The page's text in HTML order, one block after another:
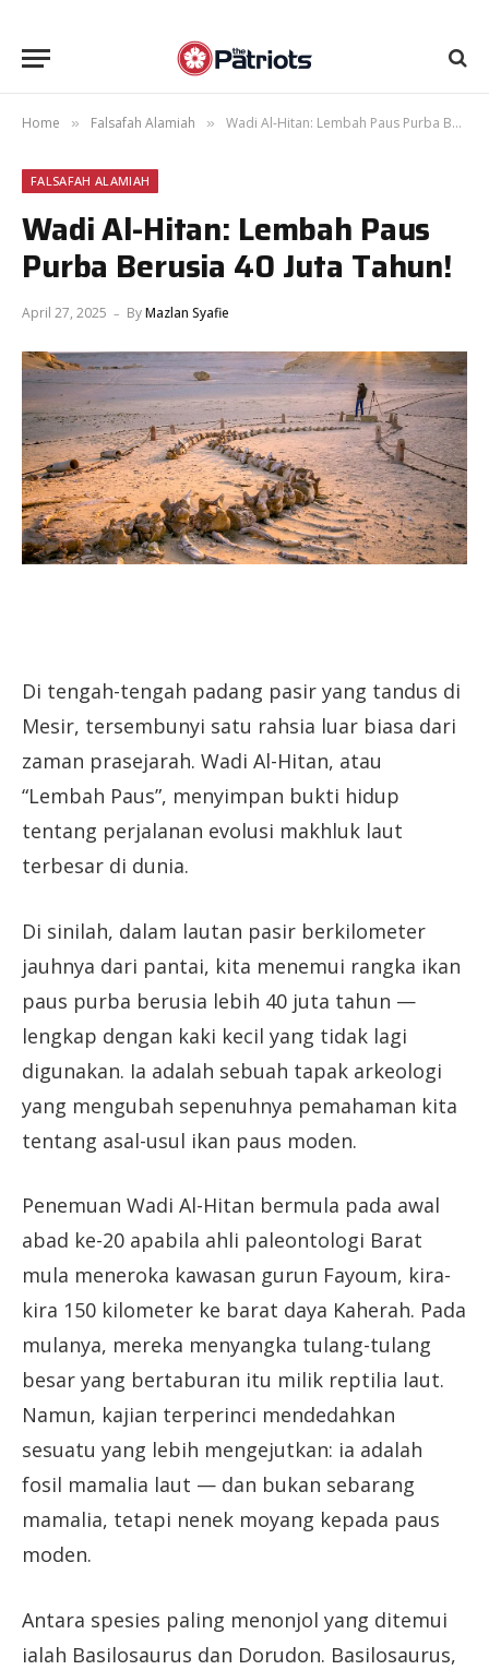
Home » Falsafah Alamiah » Wadi Al-Hitan: Lembah Paus Purba Berusia 40 Juta Tahun!
FALSAFAH ALAMIAH
Wadi Al-Hitan: Lembah Paus
Purba Berusia 40 Juta Tahun!
April 27, 2025 ByMazlan Syafie
Di tengah-tengah padang pasir yang tandus di
Mesir, tersembunyi satu rahsia luar biasa dari
zaman prasejarah. Wadi Al-Hitan, atau
“Lembah Paus”, menyimpan bukti hidup
tentang perjalanan evolusi makhluk laut
terbesar di dunia.
Di sinilah, dalam lautan pasir berkilometer
jauhnya dari pantai, kita menemui rangka ikan
paus purba berusia lebih 40 juta tahun —
lengkap dengan kaki kecil yang tidak lagi
digunakan. Ia adalah sebuah tapak arkeologi
yang mengubah sepenuhnya pemahaman kita
tentang asal-usul ikan paus moden.
Penemuan Wadi Al-Hitan bermula pada awal
abad ke-20 apabila ahli paleontologi Barat
mula meneroka kawasan gurun Fayoum, kira-
kira 150 kilometer ke barat daya Kaherah. Pada
mulanya, mereka menyangka tulang-tulang
besar yang bertaburan itu milik reptilia laut.
Namun, kajian terperinci mendedahkan
sesuatu yang lebih mengejutkan: ia adalah
fosil mamalia laut — dan bukan sebarang
mamalia, tetapi nenek moyang kepada paus
moden.
Antara spesies paling menonjol yang ditemui
ialah Basilosaurus dan Dorudon. Basilosaurus,